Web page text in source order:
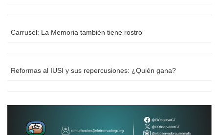
Carrusel: La Memoria también tiene rostro
Reformas al IUSI y sus repercusiones: ¿Quién gana?